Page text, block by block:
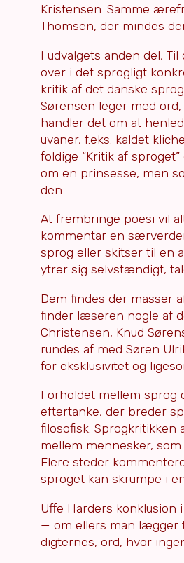
Kristensen. Samme
Thomsen, der mindes
I udvalgets anden del,
over i det sprogligt
kritik af det danske
Sørensen leger med
handler det om at
uvaner, f.eks. kaldet
foldige “Kritik af
om en prinsesse, men
den.
At frembringe poesi vil
kommentar en
sprog eller skitser til en
ytrer sig selvstændigt,
Dem findes der masser
finder læseren nogle af
Christensen, Knud
rundes af med Søren
for eksklusivitet og
Forholdet mellem sprog
eftertanke, der breder
filosofisk. Sprogkritikken
mellem mennesker,
Flere steder
sproget kan skrumpe i
Uffe Harders konklusion
— om ellers man lægger
digternes, ord, hvor